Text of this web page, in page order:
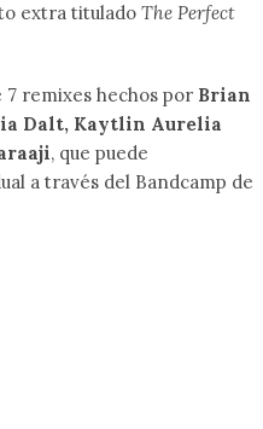
extra tituladoThe Perfect
remixes hechos por Brian
Dalt, Kaytlin Aurelia
, que puede
a través del Bandcamp de